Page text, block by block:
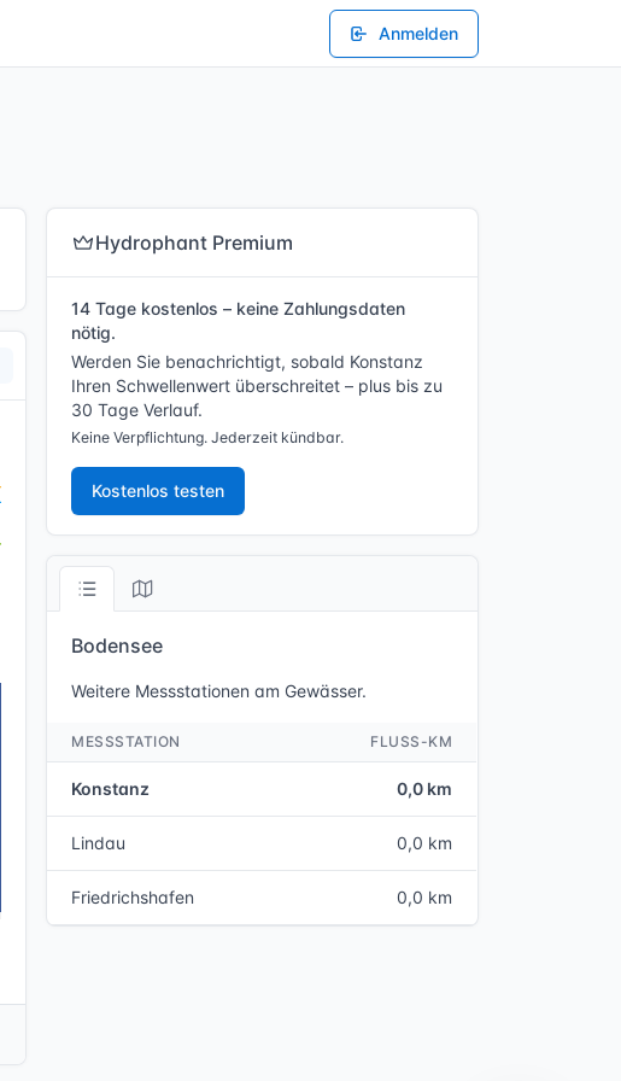
Anmelden
Hydrophant Premium
14 Tage kostenlos – keine Zahlungsdaten
nötig.
Werden Sie benachrichtigt, sobald Konstanz
Ihren Schwellenwert überschreitet – plus bis zu
30 Tage Verlauf.
Keine Verpflichtung. Jederzeit kündbar.
Kostenlos testen
Bodensee
Weitere Messstationen am Gewässer.
MESSSTATION FLUSS-KM
Konstanz 0,0 km
Lindau 0,0 km
Friedrichshafen 0,0 km